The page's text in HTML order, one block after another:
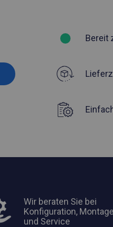
Bereit
Wir beraten Sie bei
Konfiguration, Montage
und Service